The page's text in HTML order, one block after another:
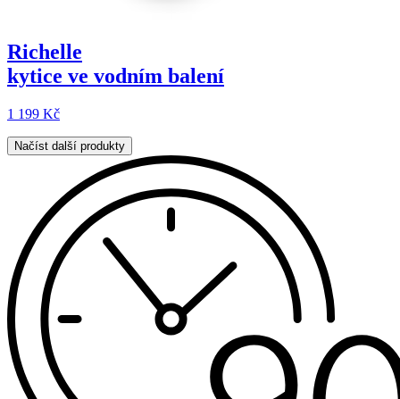
Richelle
kytice ve vodním balení
1 199 Kč
Načíst další produkty